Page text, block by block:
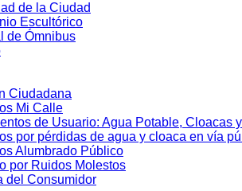
de la Ciudad
Escultórico
de Ómnibus
Ciudadana
Mi Calle
de Usuario: Agua Potable, Cloacas
por pérdidas de agua y cloaca en vía
Alumbrado Público
por Ruidos Molestos
del Consumidor